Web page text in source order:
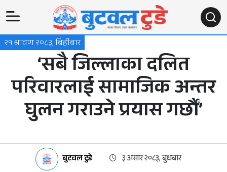
२१ श्रावण २०८३, बिहीबार
‘सबै जिल्लाका दलित
परिवारलाई सामाजिक अन्तर
घुलन गराउने प्रयास गर्छौँ’
बुटवल टुडे ३ असार २०८३, बुधबार